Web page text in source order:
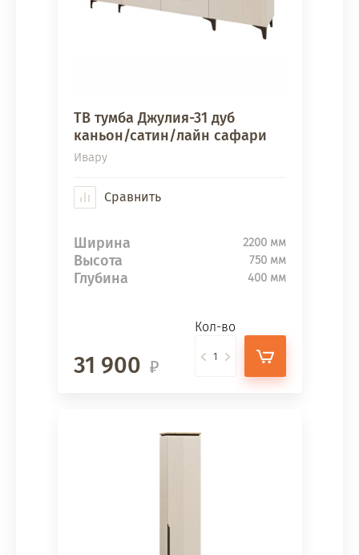
ТВ тумба Джулия-31 дуб
каньон/сатин/лайн сафари
Ивару
Сравнить
Ширина 2200 мм
Высота 750 мм
Глубина 400 мм
31 900
Кол-во